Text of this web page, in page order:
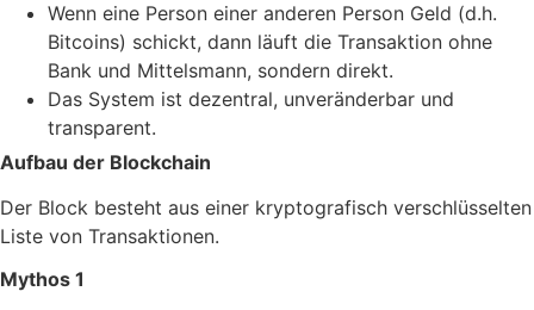
Wenn eine Person einer anderen Person Geld (d.h.
Bitcoins) schickt, dann läuft die Transaktion ohne
Bank und Mittelsmann, sondern direkt.
Das System ist dezentral, unveränderbar und
transparent.
Aufbau der Blockchain
Der Block besteht aus einer kryptografisch verschlüsselten
Liste von Transaktionen.
Mythos 1